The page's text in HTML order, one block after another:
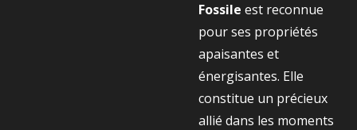
Fossile est reconnue
pour ses propriétés
apaisantes et
énergisantes. Elle
constitue un précieux
allié dans les moments